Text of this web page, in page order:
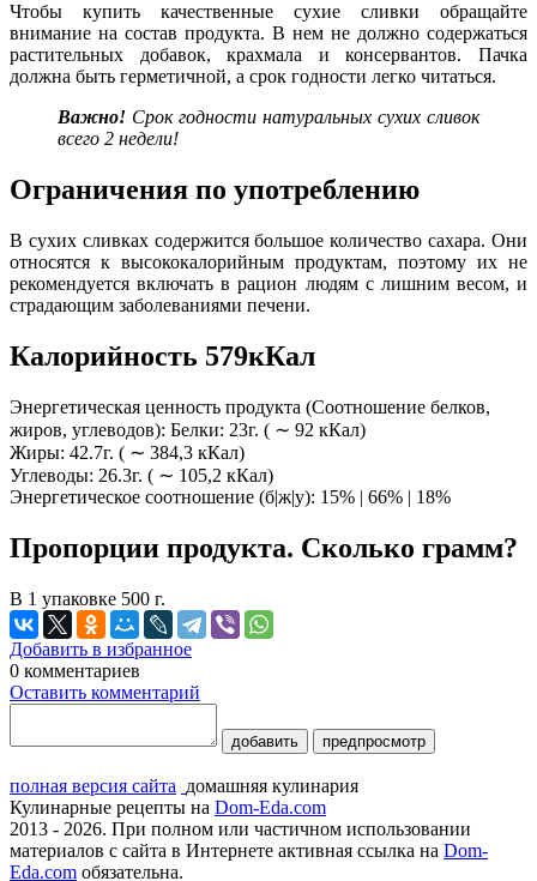
Чтобы купить качественные сухие сливки обращайте
внимание на состав продукта. В нем не должно содержаться
растительных добавок, крахмала и консервантов. Пачка
должна быть герметичной, а срок годности легко читаться.
Важно! Срок годности натуральных сухих сливок
всего 2 недели!
Ограничения по употреблению
В сухих сливках содержится большое количество сахара. Они
относятся к высококалорийным продуктам, поэтому их не
рекомендуется включать в рацион людям с лишним весом, и
страдающим заболеваниями печени.
Калорийность 579кКал
Энергетическая ценность продукта (Соотношение белков,
жиров, углеводов): Белки: 23г. ( ∼ 92 кКал)
Жиры: 42.7г. ( ∼ 384,3 кКал)
Углеводы: 26.3г. ( ∼ 105,2 кКал)
Энергетическое соотношение (б|ж|у): 15% | 66% | 18%
Пропорции продукта. Сколько грамм?
В 1 упаковке 500 г.
Добавить в избранное
0 комментариев
Оставить комментарий
добавить предпросмотр
полная версия сайта домашняя кулинария
Кулинарные рецепты на Dom-Eda.com
2013 - 2026. При полном или частичном использовании
материалов с сайта в Интернете активная ссылка на Dom-
Eda.com обязательна.